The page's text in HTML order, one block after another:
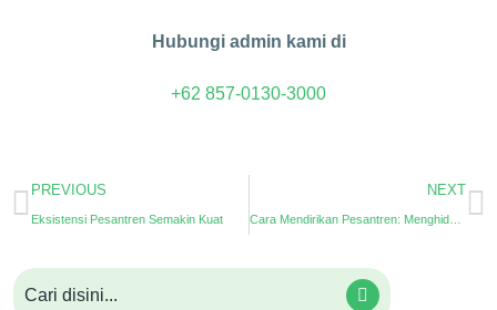
Hubungi admin kami di
+62 857-0130-3000
PREVIOUS
Eksistensi Pesantren Semakin Kuat
NEXT
Cara Mendirikan Pesantren: Menghidupkan Pusat Pendidikan Keislaman yang Berkelanjutan